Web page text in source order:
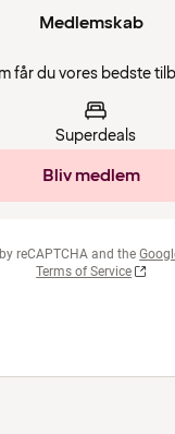
Medlemskab
får du vores bedste
Superdeals
Bliv medlem
reCAPTCHA and the
Terms of Service